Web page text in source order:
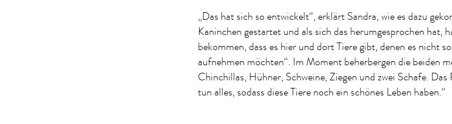
„Das hat sich so entwickelt“, erklärt Sandra, wie es dazu
Kaninchen gestartet und als sich das herumgesprochen hat,
bekommen, dass es hier und dort Tiere gibt, denen es nicht
aufnehmen möchten“. Im Moment beherbergen die beiden
Chinchillas, Hühner, Schweine, Ziegen und zwei Schafe.
tun alles, sodass diese Tiere noch ein schönes Leben haben.“